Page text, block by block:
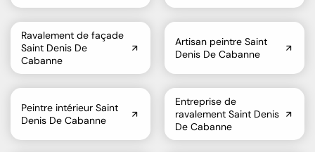
Ravalement de façade
Saint Denis De
Cabanne
Artisan peintre Saint
Denis De Cabanne
Peintre intérieur Saint
Denis De Cabanne
Entreprise de
ravalement Saint Denis
De Cabanne